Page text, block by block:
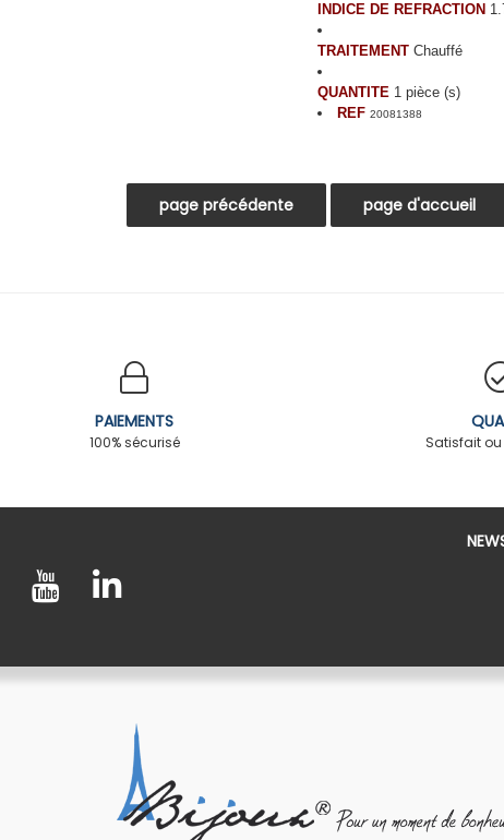
INDICE DE REFRACTION
TRAITEMENT Chauffé
QUANTITE 1 pièce (s)
REF 20081388
PAIEMENTS
100% sécurisé Satisfait